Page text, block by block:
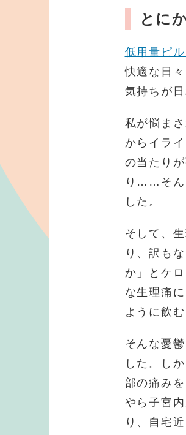
とに
低用量ピル
快適な日
気持ちが
私が悩まさ
からイラ
の当たり
り……そん
した。
そして、
り、訳も
か」とケ
な生理痛
ように飲
そんな憂
した。し
部の痛み
やら子宮
り、自宅